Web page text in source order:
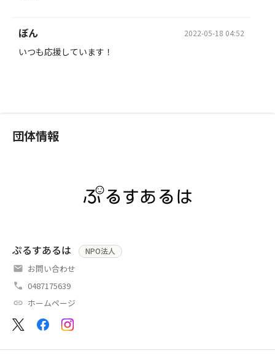
ぼん 2022-05-18 04:52
いつも応援しています！
団体情報
ぷるすあるは NPO法人
お問い合わせ
0487175639
ホームページ